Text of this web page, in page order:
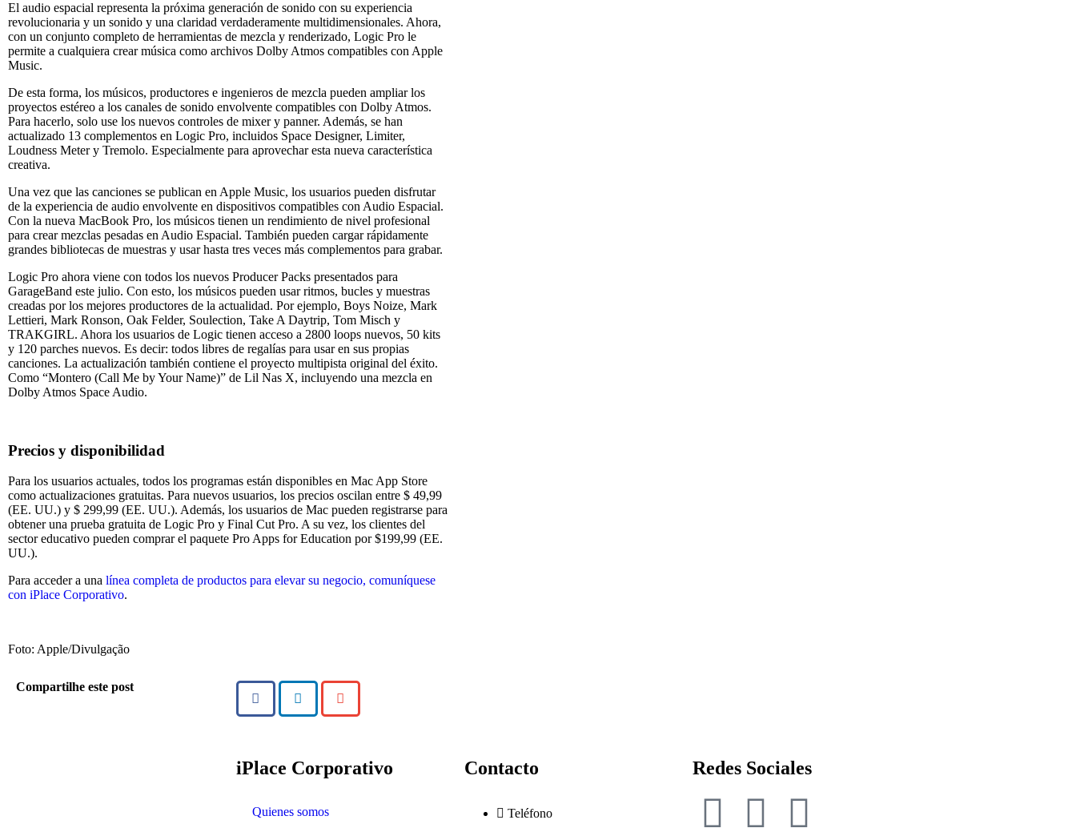
El audio espacial representa la próxima generación de sonido con su experiencia
revolucionaria y un sonido y una claridad verdaderamente multidimensionales. Ahora,
con un conjunto completo de herramientas de mezcla y renderizado, Logic Pro le
permite a cualquiera crear música como archivos Dolby Atmos compatibles con Apple
Music.
De esta forma, los músicos, productores e ingenieros de mezcla pueden ampliar los
proyectos estéreo a los canales de sonido envolvente compatibles con Dolby Atmos.
Para hacerlo, solo use los nuevos controles de mixer y panner. Además, se han
actualizado 13 complementos en Logic Pro, incluidos Space Designer, Limiter,
Loudness Meter y Tremolo. Especialmente para aprovechar esta nueva característica
creativa.
Una vez que las canciones se publican en Apple Music, los usuarios pueden disfrutar
de la experiencia de audio envolvente en dispositivos compatibles con Audio Espacial.
Con la nueva MacBook Pro, los músicos tienen un rendimiento de nivel profesional
para crear mezclas pesadas en Audio Espacial. También pueden cargar rápidamente
grandes bibliotecas de muestras y usar hasta tres veces más complementos para grabar.
Logic Pro ahora viene con todos los nuevos Producer Packs presentados para
GarageBand este julio. Con esto, los músicos pueden usar ritmos, bucles y muestras
creadas por los mejores productores de la actualidad. Por ejemplo, Boys Noize, Mark
Lettieri, Mark Ronson, Oak Felder, Soulection, Take A Daytrip, Tom Misch y
TRAKGIRL. Ahora los usuarios de Logic tienen acceso a 2800 loops nuevos, 50 kits
y 120 parches nuevos. Es decir: todos libres de regalías para usar en sus propias
canciones. La actualización también contiene el proyecto multipista original del éxito.
Como “Montero (Call Me by Your Name)” de Lil Nas X, incluyendo una mezcla en
Dolby Atmos Space Audio.
Precios y disponibilidad
Para los usuarios actuales, todos los programas están disponibles en Mac App Store
como actualizaciones gratuitas. Para nuevos usuarios, los precios oscilan entre $ 49,99
(EE. UU.) y $ 299,99 (EE. UU.). Además, los usuarios de Mac pueden registrarse para
obtener una prueba gratuita de Logic Pro y Final Cut Pro. A su vez, los clientes del
sector educativo pueden comprar el paquete Pro Apps for Education por $199,99 (EE.
UU.).
Para acceder a una línea completa de productos para elevar su negocio, comuníquese
con iPlace Corporativo.
Foto: Apple/Divulgação
Compartilhe este post
iPlace Corporativo
Quienes somos
Contacto
Teléfono
Redes Sociales